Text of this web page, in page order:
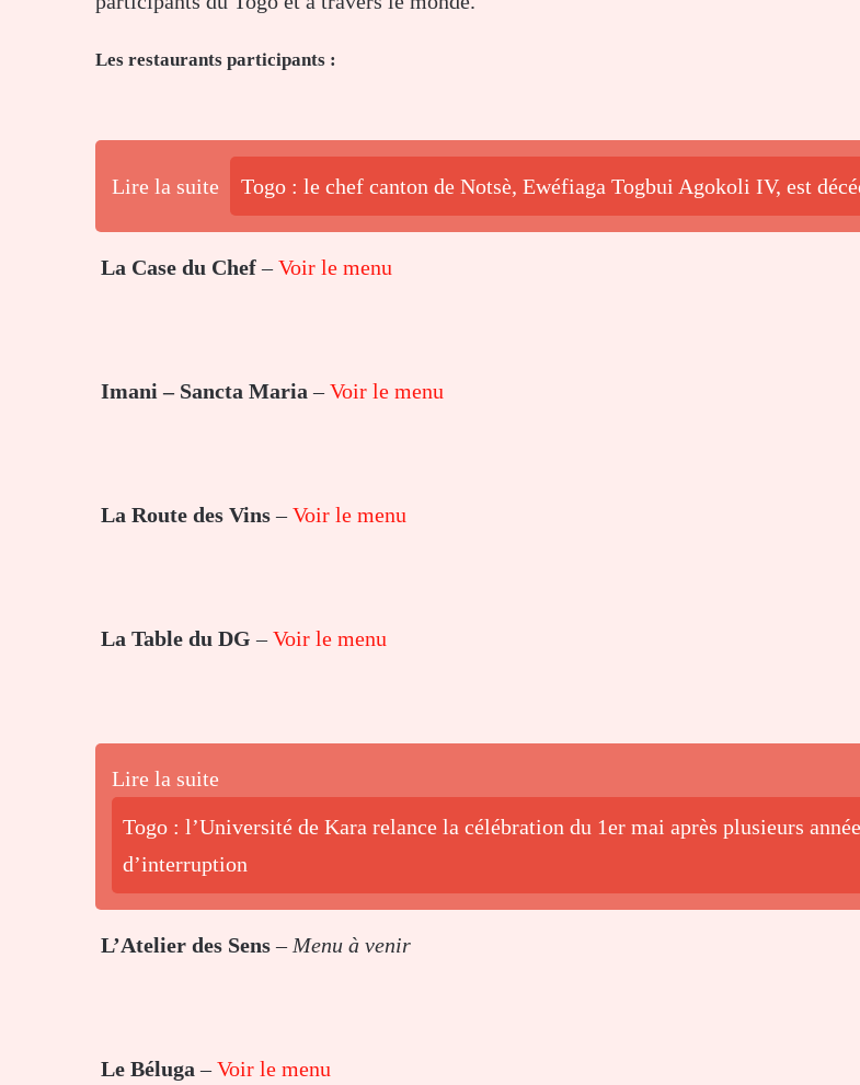
Les restaurants participants :
Lire la suite Togo : le chef canton de Notsè, Ewéfiaga Togbui Agokoli IV, est
La Case du Chef–Voir le menu
Imani – Sancta Maria –Voir le menu
La Route des Vins–Voir le menu
La Table du DG –Voir le menu
Lire la suite
Togo : l’Université de Kara relance la célébration du 1er mai après plusieurs
d’interruption
L’Atelier des Sens– Menu à venir
Le Béluga –Voir le menu